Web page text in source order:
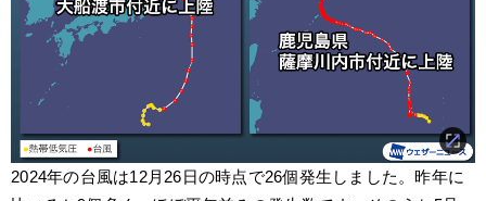
2024年の台風は12月26日の時点で26個発生しました。昨年に